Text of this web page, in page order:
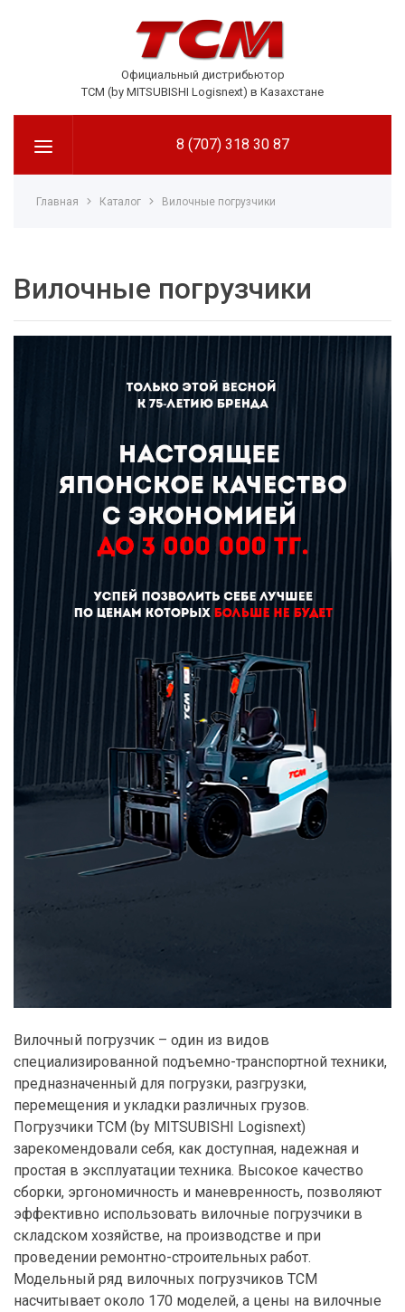
Официальный дистрибьютор
TCM (by MITSUBISHI Logisnext) в Казахстане
8 (707) 318 30 87
Главная Каталог Вилочные погрузчики
Вилочные погрузчики
Вилочный погрузчик – один из видов
специализированной подъемно-транспортной техники,
предназначенный для погрузки, разгрузки,
перемещения и укладки различных грузов.
Погрузчики ТСМ (by MITSUBISHI Logisnext)
зарекомендовали себя, как доступная, надежная и
простая в эксплуатации техника. Высокое качество
сборки, эргономичность и маневренность, позволяют
эффективно использовать вилочные погрузчики в
складском хозяйстве, на производстве и при
проведении ремонтно-строительных работ.
Модельный ряд вилочных погрузчиков TCM
насчитывает около 170 моделей, а цены на вилочные